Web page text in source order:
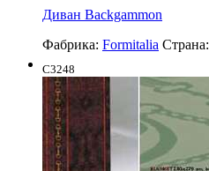
Диван Backgammon
Фабрика: Formitalia Страна:
C3248